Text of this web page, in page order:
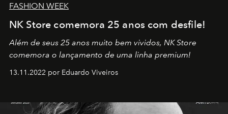
FASHION WEEK
NK Store comemora 25 anos com desfile!
Além de seus 25 anos muito bem vividos, NK Store
comemora o lançamento de uma linha premium!
13.11.2022 por Eduardo Viveiros